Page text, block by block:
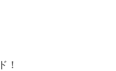
！